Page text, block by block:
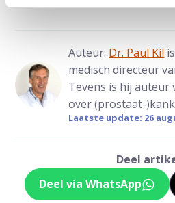
Auteur: Dr. Paul Kil
medisch directeur
Tevens is hij auteur
over (prostaat-
Laatste update: 26
Deel
Deel via WhatsApp
Deel dit via